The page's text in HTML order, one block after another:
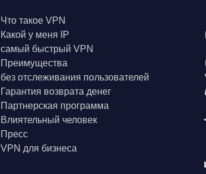
Что такое VPN
Какой у меня IP
самый быстрый VPN
Преимущества
без отслеживания пользователей
Гарантия возврата денег
Партнерская программа
Влиятельный человек
Пресс
VPN для бизнеса